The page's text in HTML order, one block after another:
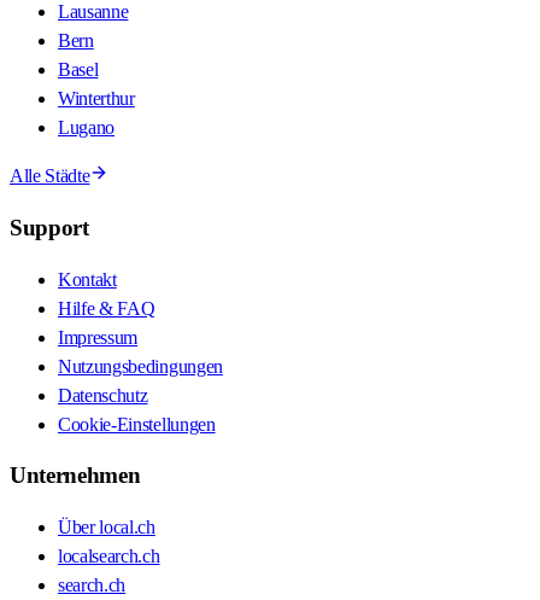
Lausanne
Bern
Basel
Winterthur
Lugano
Alle Städte
Support
Kontakt
Hilfe & FAQ
Impressum
Nutzungsbedingungen
Datenschutz
Cookie-Einstellungen
Unternehmen
Über local.ch
localsearch.ch
search.ch